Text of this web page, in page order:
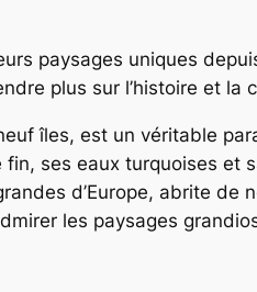
paysages uniques
plus sur l’histoire et la
îles, est un véritable
ses eaux turquoises et
d’Europe, abrite
les paysages